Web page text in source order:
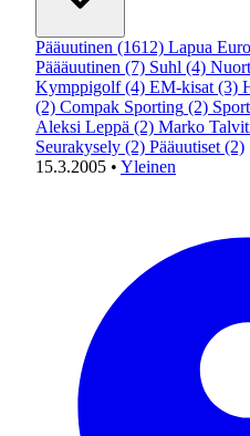
Pääuutinen (1612) Lapua
Päääuutinen (7) Suhl (4)
Kymppigolf (4) EM-kisat (3)
(2) Compak Sporting (2)
Aleksi Leppä (2) Marko
Seurakysely (2) Pääuutiset (2)
15.3.2005 • Yleinen